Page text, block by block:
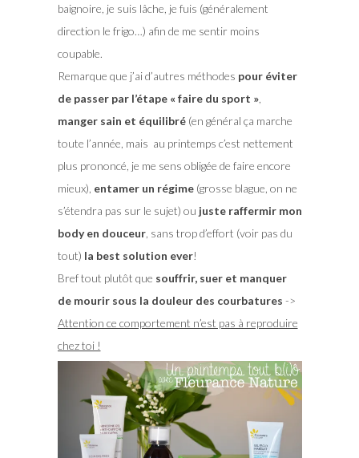
baignoire, je suis lâche, je fuis (généralement
direction le frigo…) afin de me sentir moins
coupable.
Remarque que j’ai d’autres méthodes pour éviter
de passer par l’étape « faire du sport »,
manger sain et équilibré(en général ça marche
toute l’année, mais au printemps c’est nettement
plus prononcé, je me sens obligée de faire encore
mieux), entamer un régime(grosse blague, on ne
s’étendra pas sur le sujet) ou juste raffermir mon
body en douceur, sans trop d’effort (voir pas du
tout) la best solution ever!
Bref tout plutôt que souffrir, suer et manquer
de mourir sous la douleur des courbatures ->
Attention ce comportement n’est pas à reproduire
chez toi !